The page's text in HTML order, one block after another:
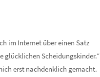
im Internet über einen Satz
glücklichen Scheidungskinder.“
erst nachdenklich gemacht.